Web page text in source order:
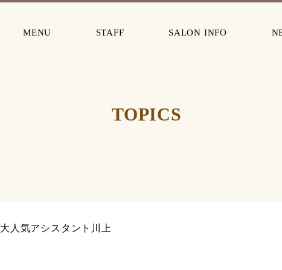
MENU STAFF SALON INFO
TOPICS
大人気アシスタント川上